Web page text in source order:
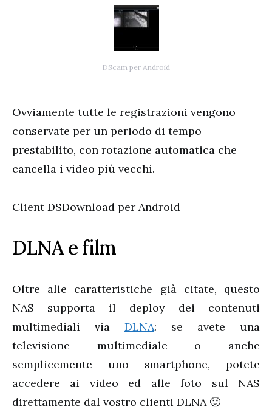
DScam per Android
Ovviamente tutte le registrazioni vengono
conservate per un periodo di tempo
prestabilito, con rotazione automatica che
cancella i video più vecchi.
Client DSDownload per Android
DLNA e film
Oltre alle caratteristiche già citate, questo
NAS supporta il deploy dei contenuti
multimediali via DLNA: se avete una
televisione multimediale o anche
semplicemente uno smartphone, potete
accedere ai video ed alle foto sul NAS
direttamente dal vostro clienti DLNA 🙂